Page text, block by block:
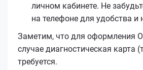
личном кабинете. Не
на телефоне для удобства и
Заметим, что для оформления
случае диагностическая карта
требуется.